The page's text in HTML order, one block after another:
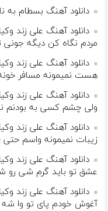
دانلود آهنگ بسطام به
دانلود آهنگ علی زند
مردم نگاه كن دیگه
دانلود آهنگ علی زند
هست نمیمونه مسافر
دانلود آهنگ علی زند
ولی چشم كسی به بودنم
دانلود آهنگ علی زند
زيبات نمیمونه واسم
دانلود آهنگ علی زند
عشق تو باید گرم شی رو
دانلود آهنگ علی زند
آغوش خودم پای تو وا شه